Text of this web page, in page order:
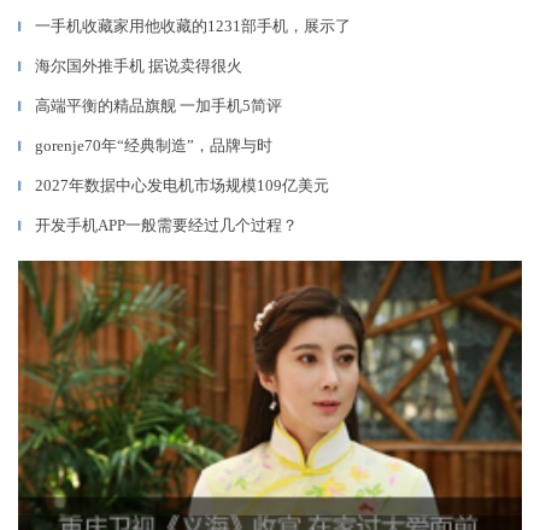
▎ 一手机收藏家用他收藏的1231部手机，展示了
▎ 海尔国外推手机 据说卖得很火
▎ 高端平衡的精品旗舰 一加手机5简评
▎ ​gorenje70年“经典制造”，品牌与时
▎ 2027年数据中心发电机市场规模109亿美元
▎ 开发手机APP一般需要经过几个过程？